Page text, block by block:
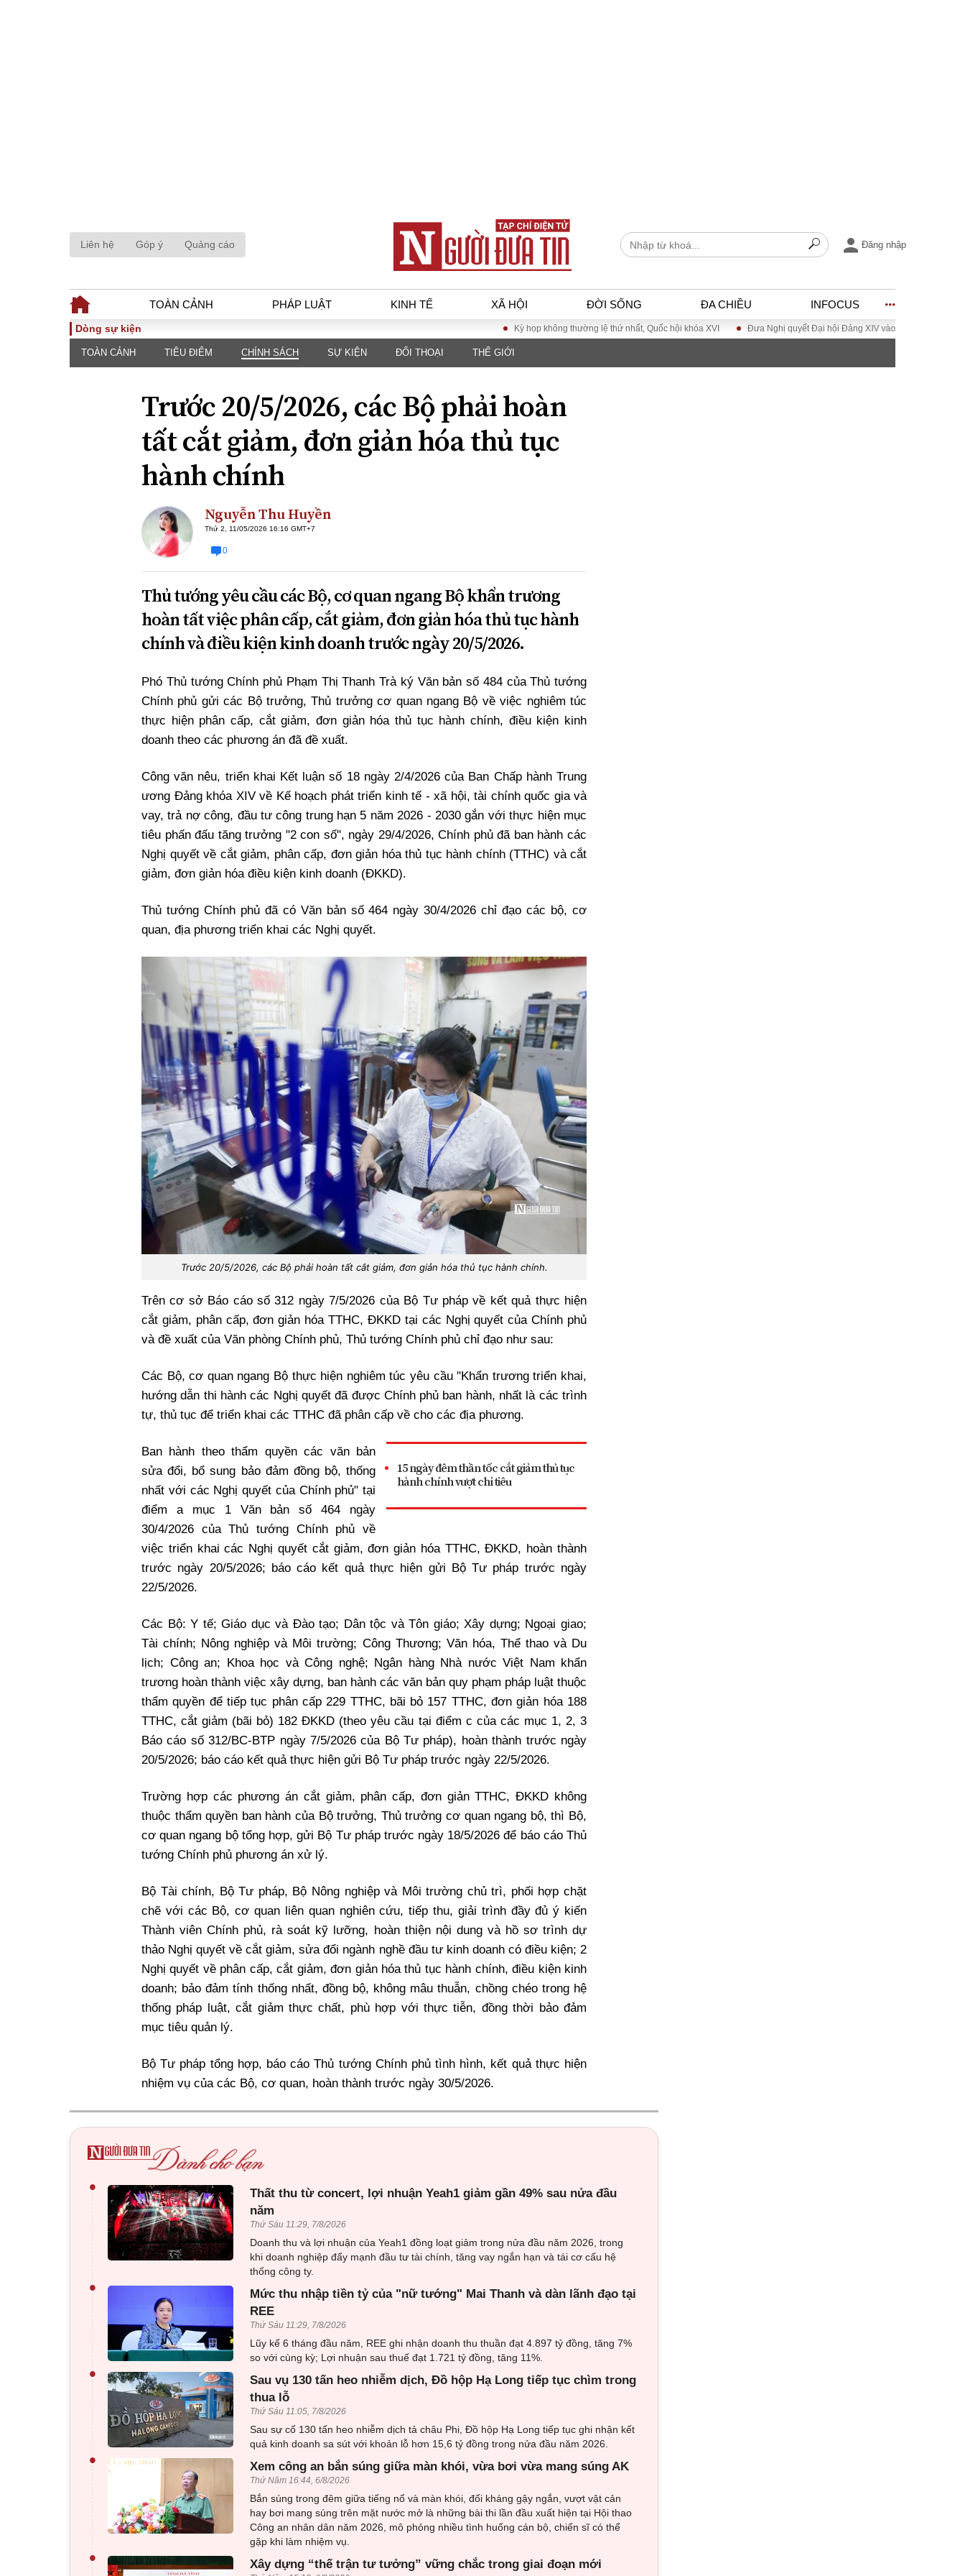
Liên hệ Góp ý Quảng cáo Đăng nhập
TOÀN CẢNH PHÁP LUẬT KINH TẾ XÃ HỘI ĐỜI SỐNG ĐA CHIỀU INFOCUS
TOÀN CẢNH
Chính sách
Đối thoại
Thế giới
PHÁP LUẬT
luật
Góc nhìn luật gia
Hồ sơ điều tra
Tiếng nói công dân
An ninh - Hình sự
KINH TẾ
Tài chính - Ngân
hàng
Kinh tế vĩ mô
ĐA CHIỀU
Xi nhan Trái Phải
INFOCUS
Dòng sự kiện Kỳ họp không thường lệ thứ nhất, Quốc hội khóa XVI Đưa Nghị quyết Đại hội Đảng XIV vào cuộc sống
TOÀN CẢNH TIÊU ĐIỂM CHÍNH SÁCH SỰ KIỆN ĐỐI THOẠI THẾ GIỚI
Trước 20/5/2026, các Bộ phải hoàn
tất cắt giảm, đơn giản hóa thủ tục
hành chính
Nguyễn Thu Huyền
Thứ 2, 11/05/2026 16:16 GMT+7
0
Thủ tướng yêu cầu các Bộ, cơ quan ngang Bộ khẩn trương
hoàn tất việc phân cấp, cắt giảm, đơn giản hóa thủ tục hành
chính và điều kiện kinh doanh trước ngày 20/5/2026.
Phó Thủ tướng Chính phủ Phạm Thị Thanh Trà ký Văn bản số 484 của Thủ tướng
Chính phủ gửi các Bộ trưởng, Thủ trưởng cơ quan ngang Bộ về việc nghiêm túc
thực hiện phân cấp, cắt giảm, đơn giản hóa thủ tục hành chính, điều kiện kinh
doanh theo các phương án đã đề xuất.
Công văn nêu, triển khai Kết luận số 18 ngày 2/4/2026 của Ban Chấp hành Trung
ương Đảng khóa XIV về Kế hoạch phát triển kinh tế - xã hội, tài chính quốc gia và
vay, trả nợ công, đầu tư công trung hạn 5 năm 2026 - 2030 gắn với thực hiện mục
tiêu phấn đấu tăng trưởng "2 con số", ngày 29/4/2026, Chính phủ đã ban hành các
Nghị quyết về cắt giảm, phân cấp, đơn giản hóa thủ tục hành chính (TTHC) và cắt
giảm, đơn giản hóa điều kiện kinh doanh (ĐKKD).
Thủ tướng Chính phủ đã có Văn bản số 464 ngày 30/4/2026 chỉ đạo các bộ, cơ
quan, địa phương triển khai các Nghị quyết.
Trước 20/5/2026, các Bộ phải hoàn tất cắt giảm, đơn giản hóa thủ tục hành chính.
Trên cơ sở Báo cáo số 312 ngày 7/5/2026 của Bộ Tư pháp về kết quả thực hiện
cắt giảm, phân cấp, đơn giản hóa TTHC, ĐKKD tại các Nghị quyết của Chính phủ
và đề xuất của Văn phòng Chính phủ, Thủ tướng Chính phủ chỉ đạo như sau:
Các Bộ, cơ quan ngang Bộ thực hiện nghiêm túc yêu cầu "Khẩn trương triển khai,
hướng dẫn thi hành các Nghị quyết đã được Chính phủ ban hành, nhất là các trình
tự, thủ tục để triển khai các TTHC đã phân cấp về cho các địa phương.
15 ngày đêm thần tốc cắt giảm thủ tục
hành chính vượt chỉ tiêu
Ban hành theo thẩm quyền các văn bản
sửa đổi, bổ sung bảo đảm đồng bộ, thống
nhất với các Nghị quyết của Chính phủ" tại
điểm a mục 1 Văn bản số 464 ngày
30/4/2026 của Thủ tướng Chính phủ về
việc triển khai các Nghị quyết cắt giảm, đơn giản hóa TTHC, ĐKKD, hoàn thành
trước ngày 20/5/2026; báo cáo kết quả thực hiện gửi Bộ Tư pháp trước ngày
22/5/2026.
Các Bộ: Y tế; Giáo dục và Đào tạo; Dân tộc và Tôn giáo; Xây dựng; Ngoại giao;
Tài chính; Nông nghiệp và Môi trường; Công Thương; Văn hóa, Thể thao và Du
lịch; Công an; Khoa học và Công nghệ; Ngân hàng Nhà nước Việt Nam khẩn
trương hoàn thành việc xây dựng, ban hành các văn bản quy phạm pháp luật thuộc
thẩm quyền để tiếp tục phân cấp 229 TTHC, bãi bỏ 157 TTHC, đơn giản hóa 188
TTHC, cắt giảm (bãi bỏ) 182 ĐKKD (theo yêu cầu tại điểm c của các mục 1, 2, 3
Báo cáo số 312/BC-BTP ngày 7/5/2026 của Bộ Tư pháp), hoàn thành trước ngày
20/5/2026; báo cáo kết quả thực hiện gửi Bộ Tư pháp trước ngày 22/5/2026.
Trường hợp các phương án cắt giảm, phân cấp, đơn giản TTHC, ĐKKD không
thuộc thẩm quyền ban hành của Bộ trưởng, Thủ trưởng cơ quan ngang bộ, thì Bộ,
cơ quan ngang bộ tổng hợp, gửi Bộ Tư pháp trước ngày 18/5/2026 để báo cáo Thủ
tướng Chính phủ phương án xử lý.
Bộ Tài chính, Bộ Tư pháp, Bộ Nông nghiệp và Môi trường chủ trì, phối hợp chặt
chẽ với các Bộ, cơ quan liên quan nghiên cứu, tiếp thu, giải trình đầy đủ ý kiến
Thành viên Chính phủ, rà soát kỹ lưỡng, hoàn thiện nội dung và hồ sơ trình dự
thảo Nghị quyết về cắt giảm, sửa đổi ngành nghề đầu tư kinh doanh có điều kiện; 2
Nghị quyết về phân cấp, cắt giảm, đơn giản hóa thủ tục hành chính, điều kiện kinh
doanh; bảo đảm tính thống nhất, đồng bộ, không mâu thuẫn, chồng chéo trong hệ
thống pháp luật, cắt giảm thực chất, phù hợp với thực tiễn, đồng thời bảo đảm
mục tiêu quản lý.
Bộ Tư pháp tổng hợp, báo cáo Thủ tướng Chính phủ tình hình, kết quả thực hiện
nhiệm vụ của các Bộ, cơ quan, hoàn thành trước ngày 30/5/2026.
•
Thất thu từ concert, lợi nhuận Yeah1 giảm gần 49% sau nửa đầu
năm
Thứ Sáu 11:29, 7/8/2026
Doanh thu và lợi nhuận của Yeah1 đồng loạt giảm trong nửa đầu năm 2026, trong
khi doanh nghiệp đẩy mạnh đầu tư tài chính, tăng vay ngắn hạn và tái cơ cấu hệ
thống công ty.
•
Mức thu nhập tiền tỷ của "nữ tướng" Mai Thanh và dàn lãnh đạo tại
REE
Thứ Sáu 11:29, 7/8/2026
Lũy kế 6 tháng đầu năm, REE ghi nhận doanh thu thuần đạt 4.897 tỷ đồng, tăng 7%
so với cùng kỳ; Lợi nhuận sau thuế đạt 1.721 tỷ đồng, tăng 11%.
•
Sau vụ 130 tấn heo nhiễm dịch, Đồ hộp Hạ Long tiếp tục chìm trong
thua lỗ
Thứ Sáu 11:05, 7/8/2026
Sau sự cố 130 tấn heo nhiễm dịch tả châu Phi, Đồ hộp Hạ Long tiếp tục ghi nhận kết
quả kinh doanh sa sút với khoản lỗ hơn 15,6 tỷ đồng trong nửa đầu năm 2026.
• Xem công an bắn súng giữa màn khói, vừa bơi vừa mang súng AK
Thứ Năm 16:44, 6/8/2026
Bắn súng trong đêm giữa tiếng nổ và màn khói, đối kháng gậy ngắn, vượt vật cản
hay bơi mang súng trên mặt nước mở là những bài thi lần đầu xuất hiện tại Hội thao
Công an nhân dân năm 2026, mô phỏng nhiều tình huống cán bộ, chiến sĩ có thể
gặp khi làm nhiệm vụ.
• Xây dựng “thế trận tư tưởng” vững chắc trong giai đoạn mới